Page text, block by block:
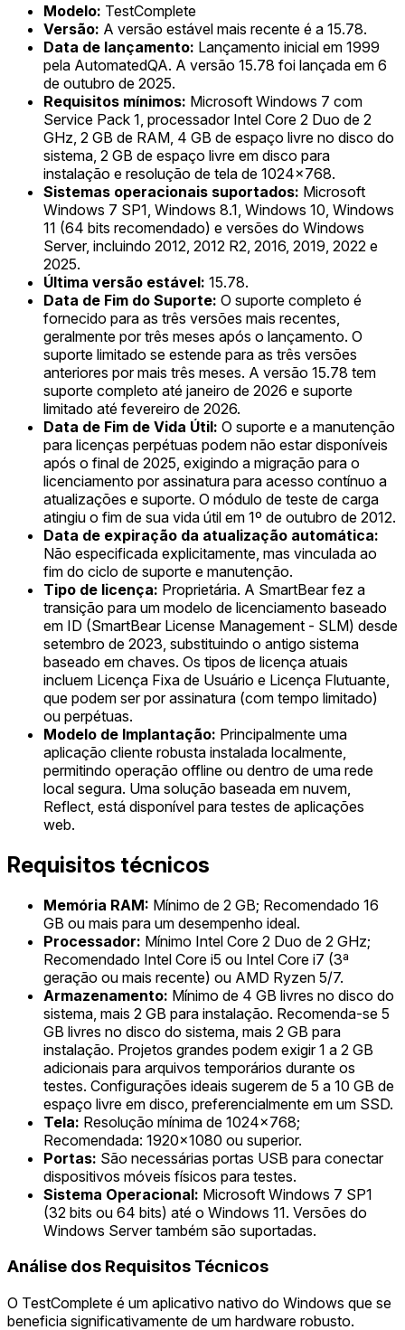
Modelo: TestComplete
Versão: A versão estável mais recente é a 15.78.
Data de lançamento: Lançamento inicial em 1999
pela AutomatedQA. A versão 15.78 foi lançada em 6
de outubro de 2025.
Requisitos mínimos: Microsoft Windows 7 com
Service Pack 1, processador Intel Core 2 Duo de 2
GHz, 2 GB de RAM, 4 GB de espaço livre no disco do
sistema, 2 GB de espaço livre em disco para
instalação e resolução de tela de 1024x768.
Sistemas operacionais suportados: Microsoft
Windows 7 SP1, Windows 8.1, Windows 10, Windows
11 (64 bits recomendado) e versões do Windows
Server, incluindo 2012, 2012 R2, 2016, 2019, 2022 e
2025.
Última versão estável: 15.78.
Data de Fim do Suporte: O suporte completo é
fornecido para as três versões mais recentes,
geralmente por três meses após o lançamento. O
suporte limitado se estende para as três versões
anteriores por mais três meses. A versão 15.78 tem
suporte completo até janeiro de 2026 e suporte
limitado até fevereiro de 2026.
Data de Fim de Vida Útil: O suporte e a manutenção
para licenças perpétuas podem não estar disponíveis
após o final de 2025, exigindo a migração para o
licenciamento por assinatura para acesso contínuo a
atualizações e suporte. O módulo de teste de carga
atingiu o fim de sua vida útil em 1º de outubro de 2012.
Data de expiração da atualização automática:
Não especificada explicitamente, mas vinculada ao
fim do ciclo de suporte e manutenção.
Tipo de licença: Proprietária. A SmartBear fez a
transição para um modelo de licenciamento baseado
em ID (SmartBear License Management - SLM) desde
setembro de 2023, substituindo o antigo sistema
baseado em chaves. Os tipos de licença atuais
incluem Licença Fixa de Usuário e Licença Flutuante,
que podem ser por assinatura (com tempo limitado)
ou perpétuas.
Modelo de Implantação: Principalmente uma
aplicação cliente robusta instalada localmente,
permitindo operação offline ou dentro de uma rede
local segura. Uma solução baseada em nuvem,
Reflect, está disponível para testes de aplicações
web.
Requisitos técnicos
Memória RAM: Mínimo de 2 GB; Recomendado 16
GB ou mais para um desempenho ideal.
Processador: Mínimo Intel Core 2 Duo de 2 GHz;
Recomendado Intel Core i5 ou Intel Core i7 (3ª
geração ou mais recente) ou AMD Ryzen 5/7.
Armazenamento: Mínimo de 4 GB livres no disco do
sistema, mais 2 GB para instalação. Recomenda-se 5
GB livres no disco do sistema, mais 2 GB para
instalação. Projetos grandes podem exigir 1 a 2 GB
adicionais para arquivos temporários durante os
testes. Configurações ideais sugerem de 5 a 10 GB de
espaço livre em disco, preferencialmente em um SSD.
Tela: Resolução mínima de 1024x768;
Recomendada: 1920x1080 ou superior.
Portas: São necessárias portas USB para conectar
dispositivos móveis físicos para testes.
Sistema Operacional: Microsoft Windows 7 SP1
(32 bits ou 64 bits) até o Windows 11. Versões do
Windows Server também são suportadas.
Análise dos Requisitos Técnicos
O TestComplete é um aplicativo nativo do Windows que se
beneficia significativamente de um hardware robusto.